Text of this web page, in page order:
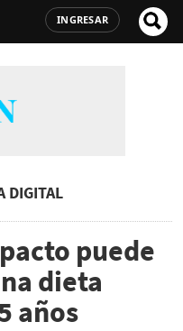
INGRESAR
DIGITAL
puede
dieta
años